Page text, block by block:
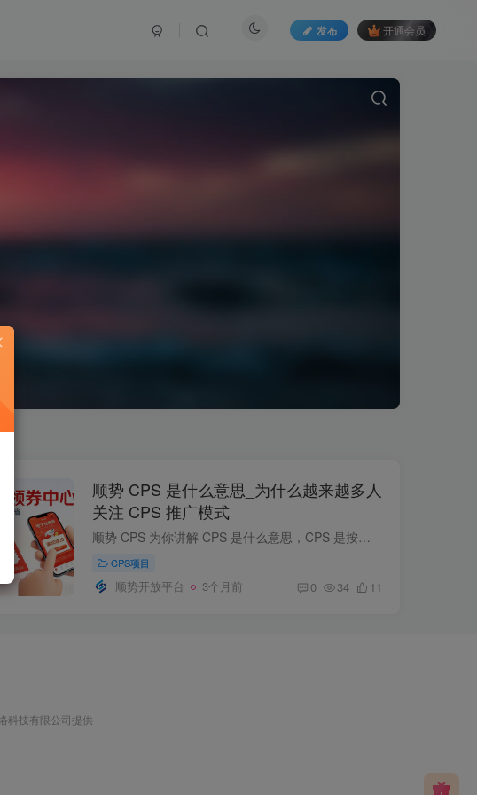
发布 开通会员
顺势 CPS 是什么意思_为什么越来越多人
关注 CPS 推广模式
顺势 CPS 为你讲解 CPS 是什么意思，CPS 是按成交结果结算的合作模式，本文详细说明为什么越来越多人关注 CPS、CPS 推广、CPS 平台及 CPS 项目，帮助新手看懂 CPS 变现逻辑与合作方式。
CPS项目
顺势开放平台 3个月前 0 34 11
科技有限公司提供